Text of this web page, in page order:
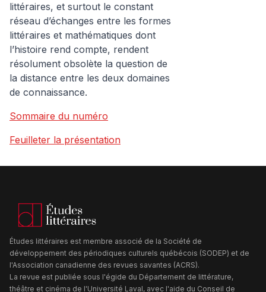
littéraires, et surtout le constant
réseau d’échanges entre les formes
littéraires et mathématiques dont
l’histoire rend compte, rendent
résolument obsolète la question de
la distance entre les deux domaines
de connaissance.
Sommaire du numéro
Feuilleter la présentation
Études littéraires est membre associé de la Société de
développement des périodiques culturels québécois (SODEP) et de
l'Association canadienne des revues savantes (ACRS).
La revue est publiée sous l'égide du Département de littérature,
théâtre et cinéma de l'Université Laval, avec l'aide du Conseil de